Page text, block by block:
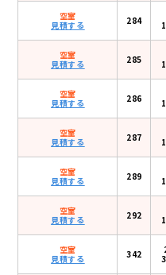
空室
見積する
284
空室
見積する
285
空室
見積する
286
空室
見積する
287
空室
見積する
289
空室
見積する
292
空室
見積する
342